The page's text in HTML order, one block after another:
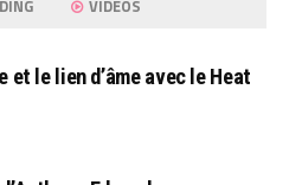
VIDEOS
et le lien d’âme avec le Heat